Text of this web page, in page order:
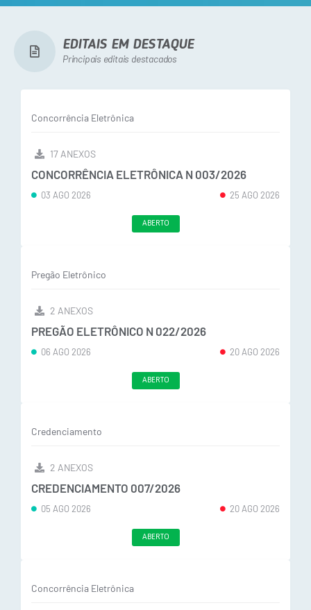
EDITAIS EM DESTAQUE
Principais editais destacados
Concorrência Eletrônica
17 ANEXOS
CONCORRÊNCIA ELETRÔNICA N 003/2026
03 AGO 2026 25 AGO 2026
ABERTO
Pregão Eletrônico
2 ANEXOS
PREGÃO ELETRÔNICO N 022/2026
06 AGO 2026 20 AGO 2026
ABERTO
Credenciamento
2 ANEXOS
CREDENCIAMENTO 007/2026
05 AGO 2026 20 AGO 2026
ABERTO
Concorrência Eletrônica